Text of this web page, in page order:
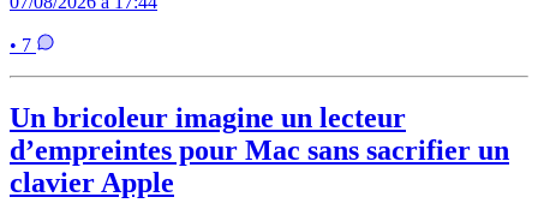
• 7
Un bricoleur imagine un lecteur
d’empreintes pour Mac sans sacrifier un
clavier Apple